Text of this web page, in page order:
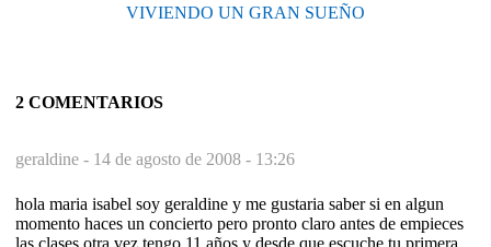
VIVIENDO UN GRAN SUEÑO
2 COMENTARIOS
geraldine - 14 de agosto de 2008 - 13:26
hola maria isabel soy geraldine y me gustaria saber si en algun
momento haces un concierto pero pronto claro antes de empieces
las clases otra vez tengo 11 años y desde que escuche tu primera